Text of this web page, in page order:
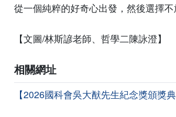
從一個純粹的好奇心出發，然後選擇不
【文圖/林斯諺老師、哲學二陳詠澄】
相關網址
【2026國科會吳大猷先生紀念獎頒獎